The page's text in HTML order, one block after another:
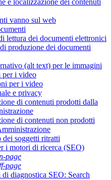
e localizzazione dei contenuti
vanno sul web
lettura dei documenti elettronici
produzione dei documenti
(alt text) per le immagini
per i video
per i video
e privacy
di contenuti prodotti dalla
di contenuti non prodotti
dei soggetti ritratti
i motori di ricerca (SEO)
page
page
diagnostica SEO: Search